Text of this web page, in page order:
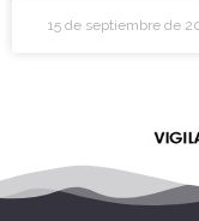
15 de septiembre de